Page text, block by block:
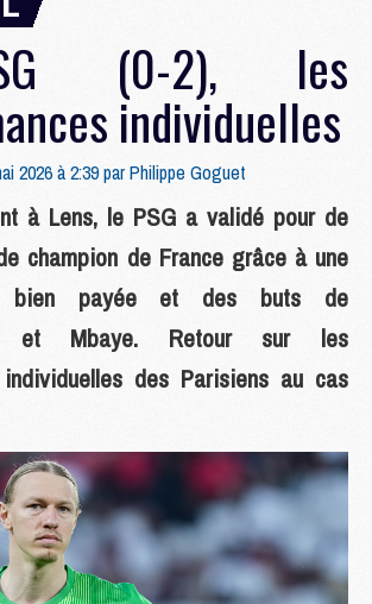
(0-2), les
individuelles
2026 à 2:39 parPhilippe Goguet
à Lens, le PSG a validé pour de
champion de France grâce à une
bien payée et des buts de
et Mbaye. Retour sur les
individuelles des Parisiens au cas